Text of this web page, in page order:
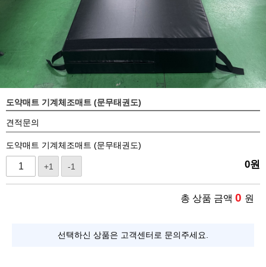
도약매트 기계체조매트 (문무태권도)
견적문의
도약매트 기계체조매트 (문무태권도)
+1 -1 0원
총 상품 금액 0 원
선택하신 상품은 고객센터로 문의주세요.